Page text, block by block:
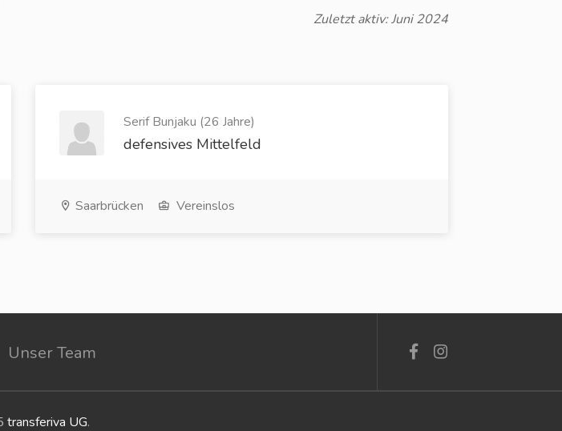
Zuletzt aktiv: Juni 2024
Serif Bunjaku (26 Jahre)
defensives Mittelfeld
Saarbrücken Vereinslos
Unser Team
transferiva UG.